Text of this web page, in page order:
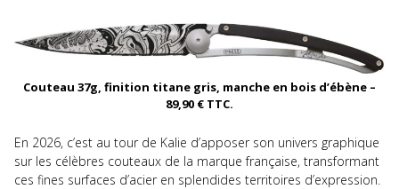
Couteau 37g, finition titane gris, manche en bois d’ébène –
89,90 € TTC.
En 2026, c’est au tour de Kalie d’apposer son univers graphique
sur les célèbres couteaux de la marque française, transformant
ces fines surfaces d’acier en splendides territoires d’expression.